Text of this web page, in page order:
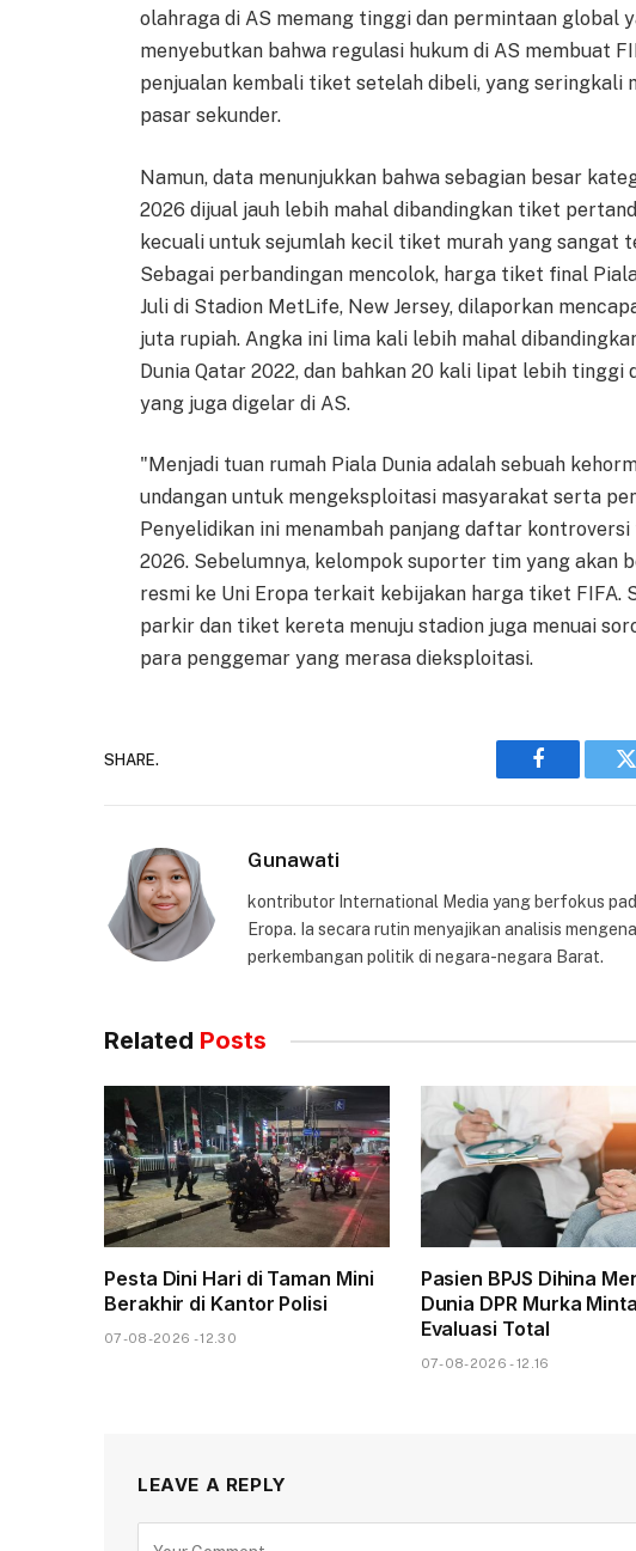
olahraga di AS memang tinggi dan permintaan global
menyebutkan bahwa regulasi hukum di AS membuat
penjualan kembali tiket setelah dibeli, yang seringkali
pasar sekunder.
Namun, data menunjukkan bahwa sebagian besar
2026 dijual jauh lebih mahal dibandingkan tiket
kecuali untuk sejumlah kecil tiket murah yang
Sebagai perbandingan mencolok, harga tiket final
Juli di Stadion MetLife, New Jersey, dilaporkan
juta rupiah. Angka ini lima kali lebih mahal
Dunia Qatar 2022, dan bahkan 20 kali lipat lebih
yang juga digelar di AS.
"Menjadi tuan rumah Piala Dunia adalah sebuah
undangan untuk mengeksploitasi masyarakat serta
Penyelidikan ini menambah panjang daftar
2026. Sebelumnya, kelompok suporter tim yang akan
resmi ke Uni Eropa terkait kebijakan harga tiket FIFA.
parkir dan tiket kereta menuju stadion juga menuai
para penggemar yang merasa dieksploitasi.
SHARE.
Facebook
Gunawati
kontributor International Media yang berfokus
Eropa. Ia secara rutin menyajikan analisis
perkembangan politik di negara-negara Barat.
Related Posts
Pesta Dini Hari di Taman Mini
Berakhir di Kantor Polisi
07-08-2026 - 12.30
Pasien BPJS Dihina
Dunia DPR Murka
Evaluasi Total
07-08-2026 - 12.16
LEAVE A REPLY